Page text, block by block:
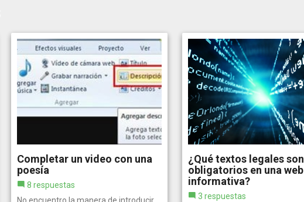
Completar un video con una
poesía
8 respuestas
¿Qué textos legales son
obligatorios en una web
informativa?
3 respuestas